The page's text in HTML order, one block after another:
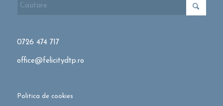
0726 474 717
office@felicitydtp.ro
Politica de cookies